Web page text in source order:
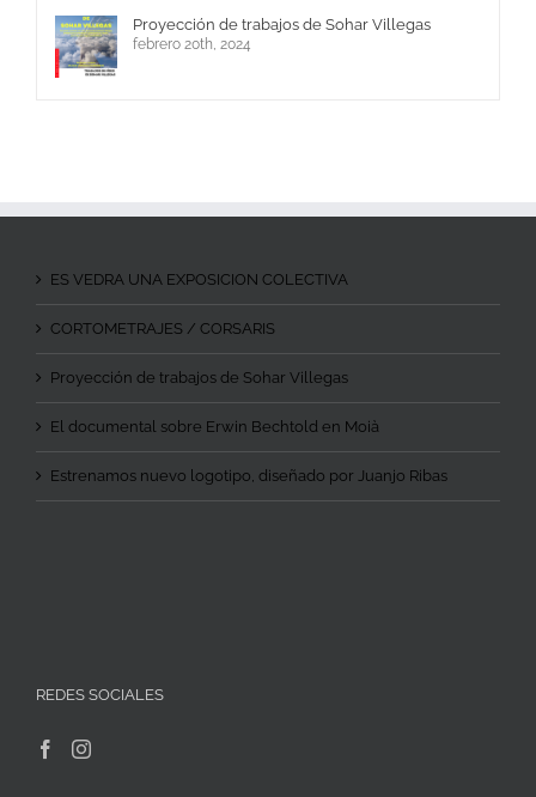
Proyección de trabajos de Sohar Villegas
febrero 20th, 2024
ES VEDRA UNA EXPOSICION COLECTIVA
CORTOMETRAJES / CORSARIS
Proyección de trabajos de Sohar Villegas
El documental sobre Erwin Bechtold en Moià
Estrenamos nuevo logotipo, diseñado por Juanjo Ribas
REDES SOCIALES